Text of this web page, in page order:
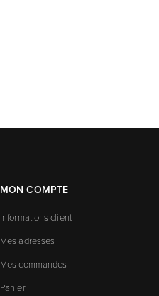
MON COMPTE
Informations client
Mes adresses
Mes commandes
Panier